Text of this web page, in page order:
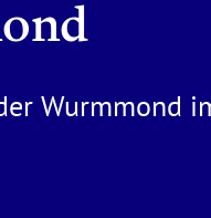
Wurmmond